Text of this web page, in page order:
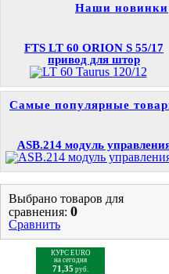
Наши новинки
FTS LT 60 ORION S 55/17
привод для штор
Самые популярные
ASB.214 модуль
Выбрано товаров для
сравнения: 0
Сравнить
КУРС EURO
на сегодня
71,35 руб.